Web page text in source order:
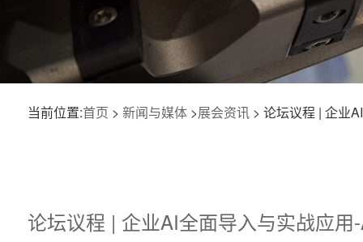
当前位置:首页 > 新闻与媒体>展会资讯> 论坛议程 | 企业
论坛议程 | 企业AI全面导入与实战应